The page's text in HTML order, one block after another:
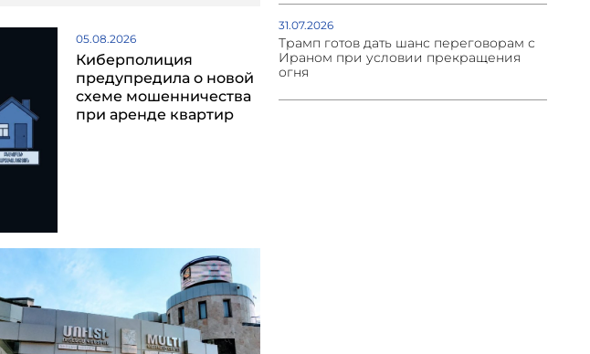
05.08.2026
Киберполиция
предупредила о новой
схеме мошенничества
при аренде квартир
31.07.2026
Трамп готов дать шанс переговорам с
Ираном при условии прекращения
огня